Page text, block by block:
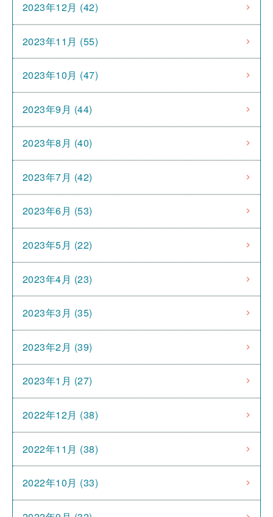
2023年12月 (42)
2023年11月 (55)
2023年10月 (47)
2023年9月 (44)
2023年8月 (40)
2023年7月 (42)
2023年6月 (53)
2023年5月 (22)
2023年4月 (23)
2023年3月 (35)
2023年2月 (39)
2023年1月 (27)
2022年12月 (38)
2022年11月 (38)
2022年10月 (33)